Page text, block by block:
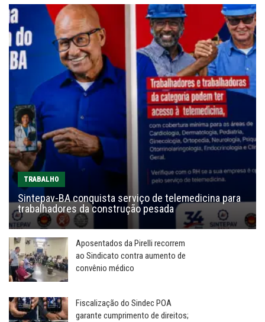
TRABALHO
Sintepav-BA conquista serviço de telemedicina para
trabalhadores da construção pesada
Aposentados da Pirelli recorrem
ao Sindicato contra aumento de
convênio médico
Fiscalização do Sindec POA
garante cumprimento de direitos;